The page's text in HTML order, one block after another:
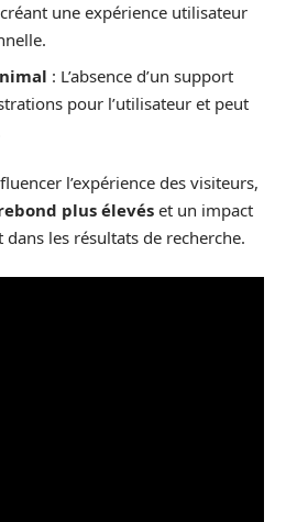
une expérience utilisateur
: L’absence d’un support
pour l’utilisateur et peut
l’expérience des visiteurs,
plus élevés et un impact
les résultats de recherche.